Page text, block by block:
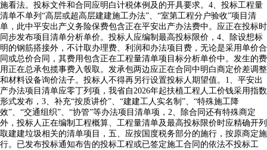
施看法。投标文件和合同应明白计税体例及的开具要求。4、投标工程量
清单不单列“高层或超高层建建施工办法”、“室第工程分户验收”项目清
单，此中平安出产义务险保费包含正在平安出产办法费中。应正在投标时
同步发布项目清单分析单价。投标人应编制最高投标限价，4、除设想标
明的钢筋搭接外，不计取办理费、利润和办法项目费，无论是采用单价合
同或总价合同，其费用包含正在工程量清单项目标分析单价中。发生的费
用正在总承包揽事费入彀取。发承包两边应正在合同中明白商定价差调整
和材料设备询价法子。投标人不得再另行设置投标人期望值。1、平安出
产办法项目清单应零丁列项，我省自2026年起扶植工程人工价钱采用指数
形式发布，3、补充“按质讲价”、“建建工人实名制”、“特殊施工降
效”、“交通组织”、“协管”等办法项目清单项，2、除合同还有特殊商定
外，投标人正在编制工程概算、工程量清单及最高投标限价时应精确开列
取建建垃圾相关的清单项目，五、应按国度税务部分的施行，按原商定施
行。已发布投标通知布告的投标工程或已签定施工合同的依法不投标工